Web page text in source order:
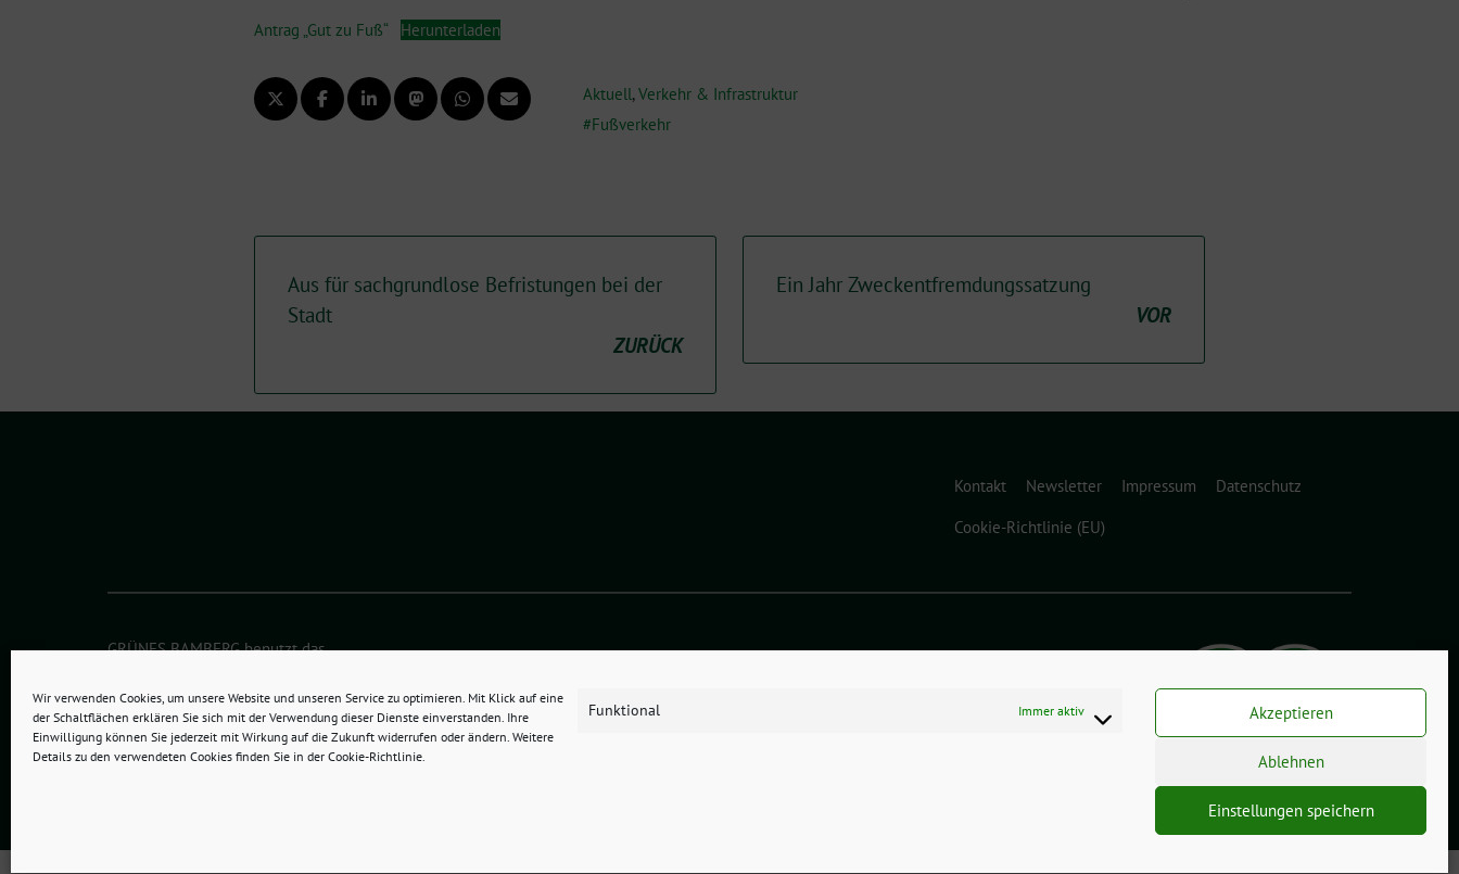
Wir verwenden Cookies, um unsere Website und unseren Service zu optimieren. Mit Klick auf eine
der Schaltflächen erklären Sie sich mit der Verwendung dieser Dienste einverstanden. Ihre
Einwilligung können Sie jederzeit mit Wirkung auf die Zukunft widerrufen oder ändern. Weitere
Details zu den verwendeten Cookies finden Sie in der Cookie-Richtlinie.
Funktional Immer aktiv Akzeptieren
Ablehnen
Einstellungen speichern
Antrag „Gut zu Fuß“ Herunterladen
Aktuell,Verkehr & Infrastruktur
Fußverkehr
Aus für sachgrundlose Befristungen bei der
Stadt
ZURÜCK
Ein Jahr Zweckentfremdungssatzung
VOR
Kontakt Newsletter Impressum
Datenschutz
Cookie-Richtlinie (EU)
GRÜNES BAMBERG benutzt das